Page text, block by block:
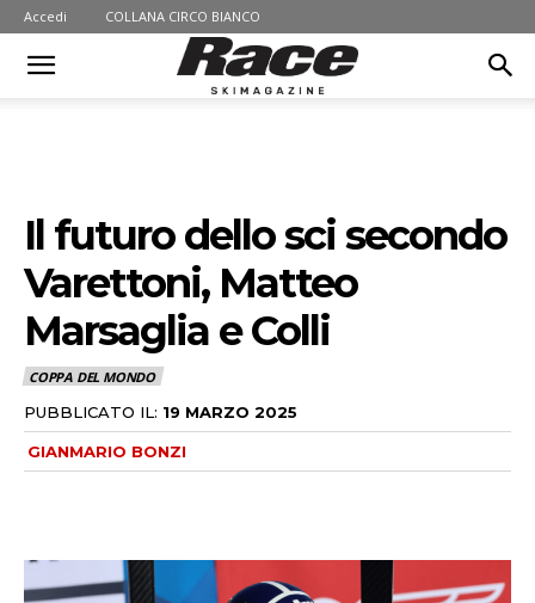
Accedi COLLANA CIRCO BIANCO
Il futuro dello sci secondo
Varettoni, Matteo
Marsaglia e Colli
COPPA DEL MONDO
PUBBLICATO IL: 19 MARZO 2025
GIANMARIO BONZI